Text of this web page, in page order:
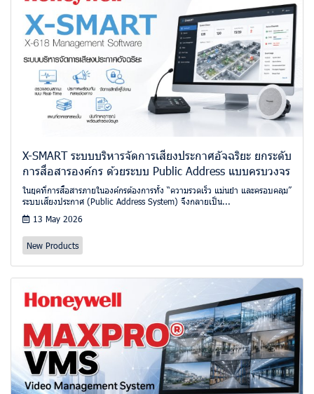
X-SMART ระบบบริหารจัดการเสียงประกาศอัจฉริยะ ยกระดับ
การสื่อสารองค์กร ด้วยระบบ Public Address แบบครบวงจร
ในยุคที่การสื่อสารภายในองค์กรต้องการทั้ง “ความรวดเร็ว แม่นยำ และครอบคลุม”
ระบบเสียงประกาศ (Public Address System) จึงกลายเป็น...
13 May 2026
New Products